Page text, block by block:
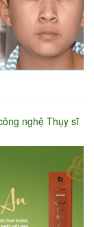
y và công nghệ Thụy sĩ